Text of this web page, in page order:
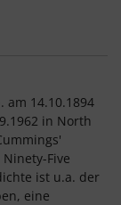
am 14.10.1894
in North
Five
ist u.a. der
eine